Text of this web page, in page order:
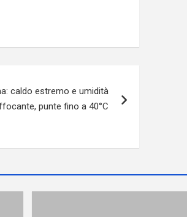
caldo estremo e umidità
punte fino a 40°C